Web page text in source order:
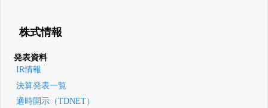
株式情報
発表資料
IR情報
決算発表一覧
適時開示（TDNET）